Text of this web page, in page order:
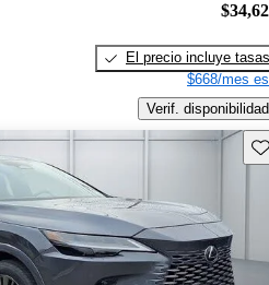
El precio incluye tasas
$668/mes
Verif. disponibilidad